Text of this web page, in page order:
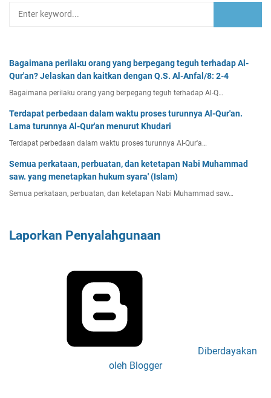
Bagaimana perilaku orang yang berpegang teguh terhadap Al-
Qur'an? Jelaskan dan kaitkan dengan Q.S. Al-Anfal/8: 2-4
Bagaimana perilaku orang yang berpegang teguh terhadap Al-Q…
Terdapat perbedaan dalam waktu proses turunnya Al-Qur'an.
Lama turunnya Al-Qur'an menurut Khudari
Terdapat perbedaan dalam waktu proses turunnya Al-Qur'a…
Semua perkataan, perbuatan, dan ketetapan Nabi Muhammad
saw. yang menetapkan hukum syara' (Islam)
Semua perkataan, perbuatan, dan ketetapan Nabi Muhammad saw…
Laporkan Penyalahgunaan
Diberdayakan
oleh Blogger